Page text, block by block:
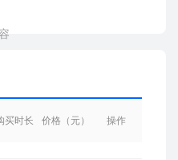
买时长 价格（元） 操作